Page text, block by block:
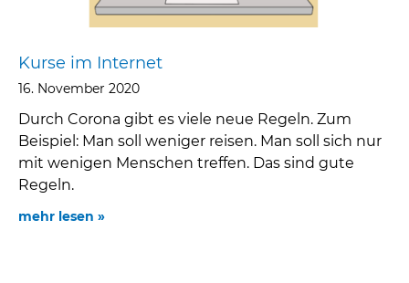
Kurse im Internet
16. November 2020
Durch Corona gibt es viele neue Regeln. Zum
Beispiel: Man soll weniger reisen. Man soll sich nur
mit wenigen Menschen treffen. Das sind gute
Regeln.
mehr lesen »